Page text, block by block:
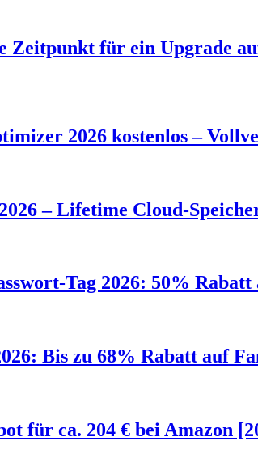
Zeitpunkt für ein Upgrade
2026 kostenlos –
– Lifetime Cloud-
Tag 2026: 50%
Bis zu 68% Rabatt auf
für ca. 204 € bei Amazon